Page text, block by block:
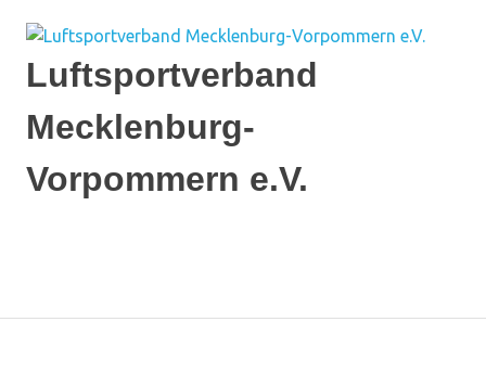
Inhalt
springen
Luftsportverband
Mecklenburg-
Vorpommern e.V.